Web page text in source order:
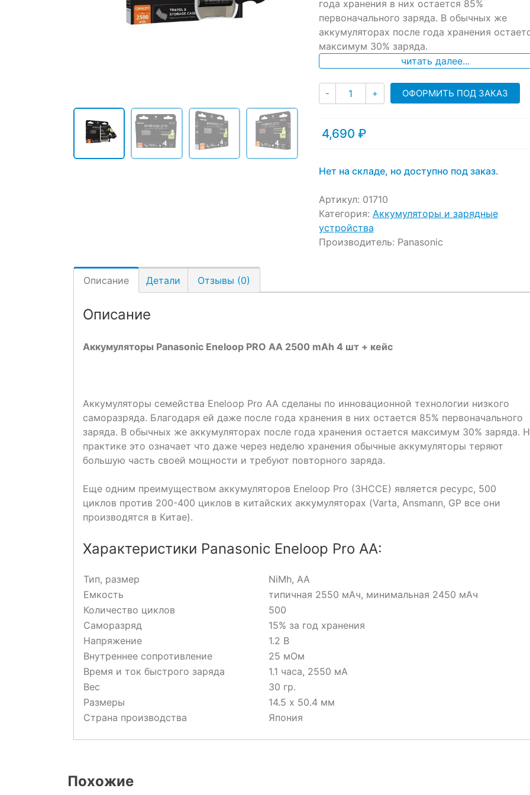
customer
ratings
года хранения в них остается 85%
первоначального заряда. В обычных же
аккумуляторах после года хранения
максимум 30% заряда.
читать далее...
- Количество
+ ОФОРМИТЬ ПОД ЗАКАЗ
4,690 ₽
Нет на складе, но доступно под заказ.
Артикул: 01710
Категория: Аккумуляторы и зарядные
устройства
Производитель: Panasonic
Описание Детали Отзывы (0)
Описание
Аккумуляторы Panasonic Eneloop PRO AA 2500 mAh 4 шт + кейс
Аккумуляторы семейства Eneloop Pro AA сделаны по инновационной технологии низкого
саморазряда. Благодаря ей даже после года хранения в них остается 85% первоначального
заряда. В обычных же аккумуляторах после года хранения остается максимум 30% заряда.
практике это означает что даже через неделю хранения обычные аккумуляторы теряют
большую часть своей мощности и требуют повторного заряда.
Еще одним преимуществом аккумуляторов Eneloop Pro (3HCCE) является ресурс, 500
циклов против 200-400 циклов в китайских аккумуляторах (Varta, Ansmann, GP все они
производятся в Китае).
Характеристики Panasonic Eneloop Pro AA:
Тип, размер
NiMh, АА
Емкость
типичная 2550 мАч, минимальная 2450 мАч
Количество циклов
500
Саморазряд
15% за год хранения
Напряжение
1.2 В
Внутреннее сопротивление
25 мОм
Время и ток быстрого заряда
1.1 часа, 2550 мА
Вес
30 гр.
Размеры
14.5 х 50.4 мм
Страна производства
Япония
Похожие